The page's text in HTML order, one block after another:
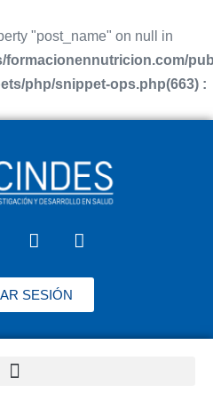
"post_name" on null in
formacionennutricion.com/
php/snippet-ops.php(663) :
SESIÓN